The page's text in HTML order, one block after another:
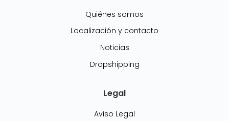
Quiénes somos
Localización y contacto
Noticias
Dropshipping
Legal
Aviso Legal